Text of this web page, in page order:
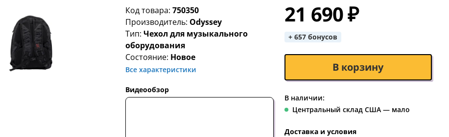
Код товара:750350
Производитель: Odyssey
Тип:Чехол для музыкального
оборудования
Состояние: Новое
Все характеристики
Видеообзор
21 690 ₽
+ 657 бонусов
В корзину
В наличии:
Центральный склад США — мало
Доставка и условия